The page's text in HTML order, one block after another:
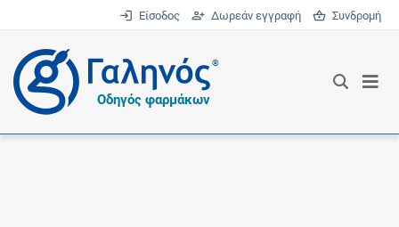
Είσοδος Δωρεάν εγγραφή Συνδρομή
®
Οδηγός φαρμάκων